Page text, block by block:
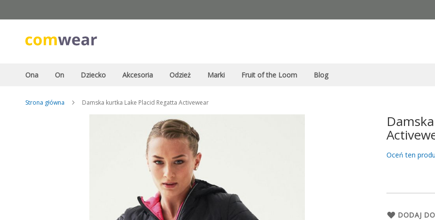
do
Ona On Dziecko Akcesoria Odzież Marki Fruit of the Loom Blog
Strona główna Damska kurtka Lake Placid Regatta Activewear
Oceń ten
DODAJ